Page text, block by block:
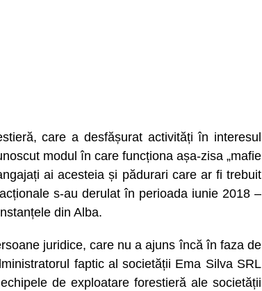
care a desfășurat activități în interesul
modul în care funcționa așa-zisa „mafie
ai acesteia și pădurari care ar fi trebuit
s-au derulat în perioada iunie 2018 –
din Alba.
juridice, care nu a ajuns încă în faza de
faptic al societății Ema Silva SRL
de exploatare forestieră ale societății